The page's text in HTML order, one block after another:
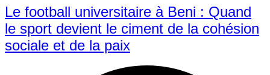
Le football universitaire à Beni : Quand
le sport devient le ciment de la cohésion
sociale et de la paix